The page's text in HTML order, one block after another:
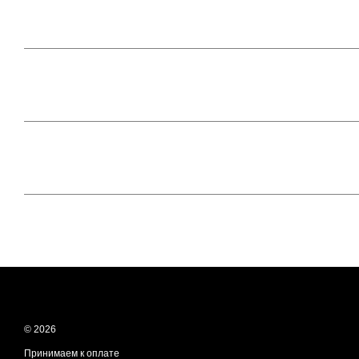
© 2026
Принимаем к оплате